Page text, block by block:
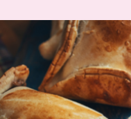
Salsas chilenas